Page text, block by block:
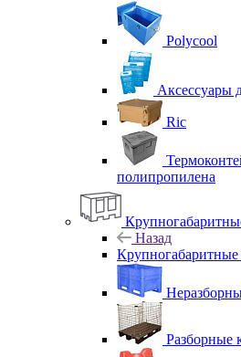
Polycool
Аксессуары
Ric
полипропилена
Назад
Разборные